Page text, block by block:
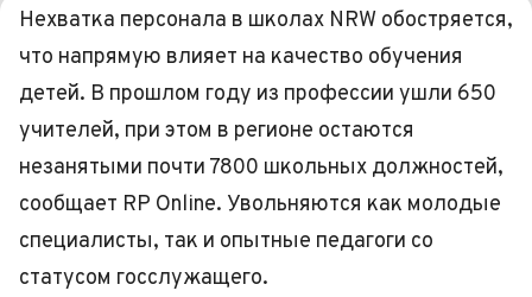
Нехватка персонала в школах NRW обостряется,
что напрямую влияет на качество обучения
детей. В прошлом году из профессии ушли 650
учителей, при этом в регионе остаются
незанятыми почти 7800 школьных должностей,
сообщает RP Online. Увольняются как молодые
специалисты, так и опытные педагоги со
статусом госслужащего.